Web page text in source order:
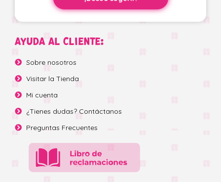
AYUDA AL CLIENTE:
Sobre nosotros
Visitar la Tienda
Mi cuenta
¿Tienes dudas? Contáctanos
Preguntas Frecuentes